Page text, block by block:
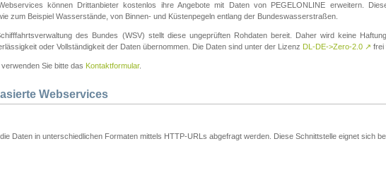
können Drittanbieter kostenlos ihre Angebote mit Daten von PEGELONLINE erweitern.
zum Beispiel Wasserstände, von Binnen- und Küstenpegeln entlang der Bundeswasserstraßen.
des Bundes (WSV) stellt diese ungeprüften Rohdaten bereit. Daher wird keine
oder Vollständigkeit der Daten übernommen. Die Daten sind unter der Lizenz DL-DE->Zero-2.0 ↗ frei
Sie bitte das Kontaktformular.
Webservices
Daten in unterschiedlichen Formaten mittels HTTP-URLs abgefragt werden. Diese Schnittstelle eignet sich